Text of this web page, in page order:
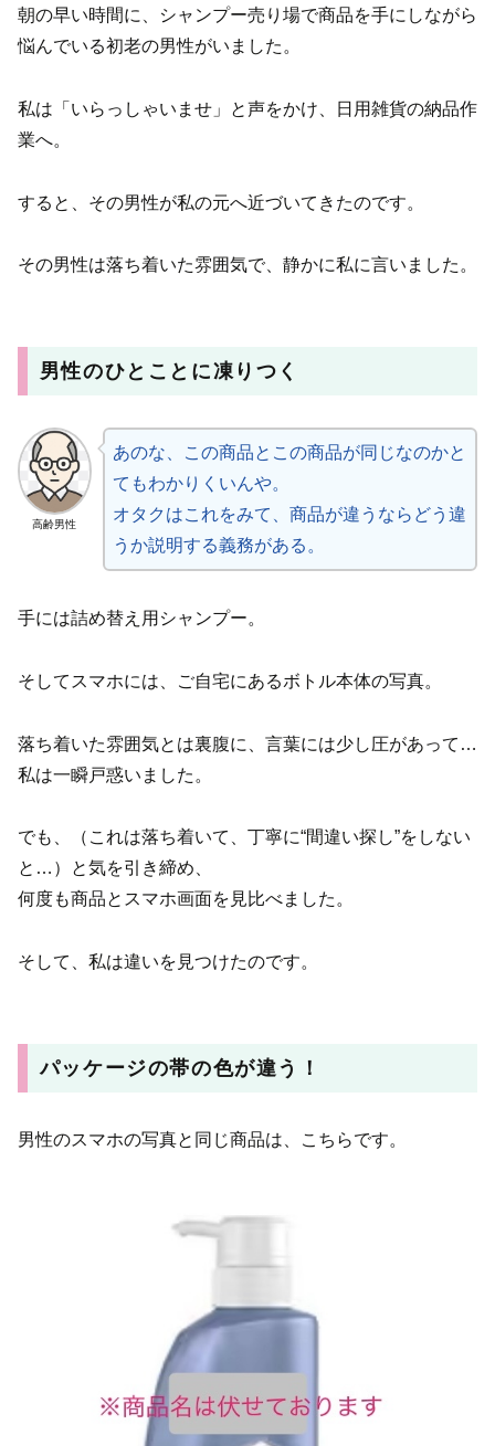
朝の早い時間に、シャンプー売り場で商品を手にしながら
悩んでいる初老の男性がいました。
私は「いらっしゃいませ」と声をかけ、日用雑貨の納品作
業へ。
すると、その男性が私の元へ近づいてきたのです。
その男性は落ち着いた雰囲気で、静かに私に言いました。
男性のひとことに凍りつく
高齢男性
あのな、この商品とこの商品が同じなのかと
てもわかりくいんや。
オタクはこれをみて、商品が違うならどう違
うか説明する義務がある。
手には詰め替え用シャンプー。
そしてスマホには、ご自宅にあるボトル本体の写真。
落ち着いた雰囲気とは裏腹に、言葉には少し圧があって…
私は一瞬戸惑いました。
でも、（これは落ち着いて、丁寧に“間違い探し”をしない
と…）と気を引き締め、
何度も商品とスマホ画面を見比べました。
そして、私は違いを見つけたのです。
パッケージの帯の色が違う！
男性のスマホの写真と同じ商品は、こちらです。